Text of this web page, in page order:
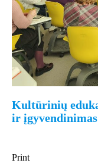
Kultūrinių
ir
Print